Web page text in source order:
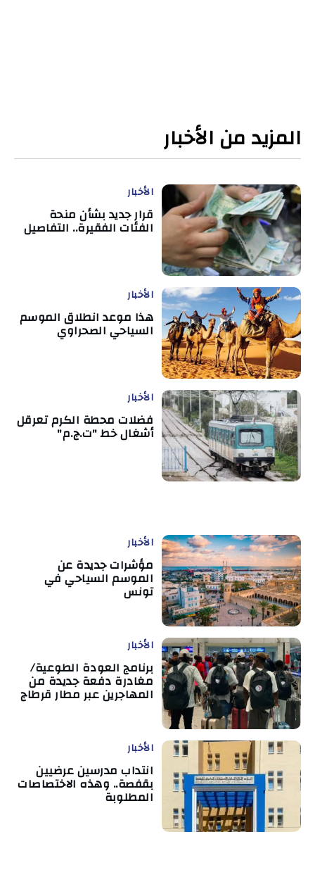
المزيد من الأخبار
الأخبار
قرار جديد بشأن منحة
الفئات الفقيرة.. التفاصيل
الأخبار
هذا موعد انطلاق الموسم
السياحي الصحراوي
الأخبار
فضلات محطة الكرم تعرقل
أشغال خط "ت.ج.م"
الأخبار
مؤشرات جديدة عن
الموسم السياحي في
تونس
الأخبار
برنامج العودة الطوعية/
مغادرة دفعة جديدة من
المهاجرين عبر مطار قرطاج
الأخبار
انتداب مدرسين عرضيين
بقفصة.. وهذه الاختصاصات
المطلوبة